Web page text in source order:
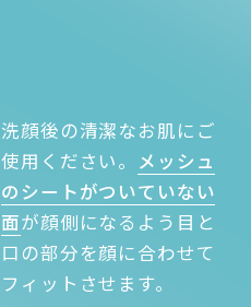
洗顔後の清潔なお肌にご
使用ください。 メッシュ
のシートがついていない
面が顔側になるよう目と
口の部分を顔に合わせて
フィットさせます。